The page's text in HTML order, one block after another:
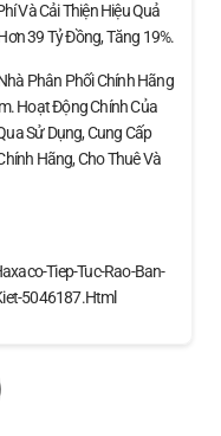
Và Cải Thiện Hiệu Quả
39 Tỷ Đồng, Tăng 19%.
Phân Phối Chính Hãng
Hoạt Động Chính Của
Sử Dụng, Cung Cấp
Hãng, Cho Thuê Và
Tiep-Tuc-Rao-Ban-
5046187.html